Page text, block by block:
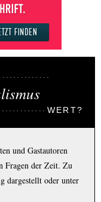
WERT?
und Gastautoren
Fragen der Zeit. Zu
dargestellt oder unter